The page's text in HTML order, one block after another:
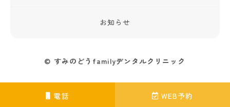
電話 WEB予約
お知らせ
© すみのどうfamilyデンタルクリニック